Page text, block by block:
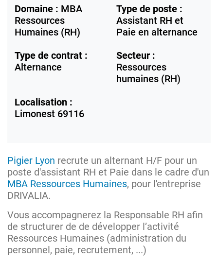
Domaine : MBA
Ressources
Humaines (RH)
Type de poste :
Assistant RH et
Paie en alternance
Type de contrat :
Alternance
Secteur :
Ressources
humaines (RH)
Localisation :
Limonest 69116
Pigier Lyon recrute un alternant H/F pour un
poste d'assistant RH et Paie dans le cadre d'un
MBA Ressources Humaines, pour l'entreprise
DRIVALIA.
Vous accompagnerez la Responsable RH afin
de structurer de de développer l’activité
Ressources Humaines (administration du
personnel, paie, recrutement, ...)